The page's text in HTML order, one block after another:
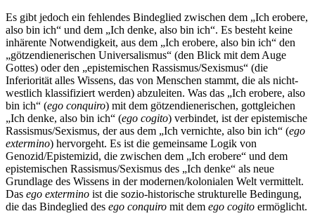
Es gibt jedoch ein fehlendes Bindeglied zwischen dem „Ich erobere,
also bin ich“ und dem „Ich denke, also bin ich“. Es besteht keine
inhärente Notwendigkeit, aus dem „Ich erobere, also bin ich“ den
„götzendienerischen Universalismus“ (den Blick mit dem Auge
Gottes) oder den „epistemischen Rassismus/​Sexismus“ (die
Inferiorität alles Wissens, das von Menschen stammt, die als nicht-
westlich klassifiziert werden) abzuleiten. Was das „Ich erobere, also
bin ich“ (ego conquiro) mit dem götzendienerischen, gottgleichen
„Ich denke, also bin ich“ (ego cogito) verbindet, ist der epistemische
Rassismus/Sexismus, der aus dem „Ich vernichte, also bin ich“ (ego
extermino) hervorgeht. Es ist die gemeinsame Logik von
Genozid/Epistemizid, die zwischen dem „Ich erobere“ und dem
epistemischen Rassismus/​Sexismus des „Ich denke“ als neue
Grundlage des Wissens in der modernen/kolonialen Welt vermittelt.
Das ego extermino ist die sozio-historische strukturelle Bedingung,
die das Bindeglied des ego conquiro mit dem ego cogito ermöglicht.